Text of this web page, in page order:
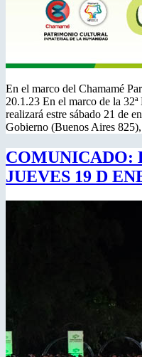
En el marco del Chamamé
20.1.23 En el marco de la
realizará estre sábado 21 de
Gobierno (Buenos Aires
COMUNICADO:
JUEVES 19 D